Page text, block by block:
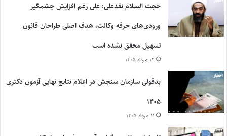
حجت السلام نقدعلی: علی رغم افزایش چشمگیر
ورودی‌های حرفه وکالت، هدف اصلی طراحان قانون
تسهیل محقق نشده است
۱۴ مرداد ۱۴۰۵
بدقولی سازمان سنجش در اعلام نتایج نهایی آزمون دکتری
۱۴۰۵
۱۱ مرداد ۱۴۰۵